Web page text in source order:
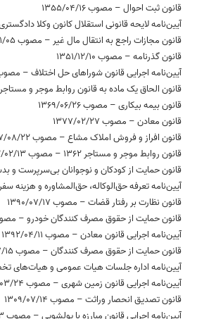
قانون ثبت احوال – مصوب 1355/04/16
آیین‌نامه لایحه قانونی استقلال کانون وکلا دادگستری –
قانون مجازات راجع به انتقال مال غیر – مصوب 1308/01/05
قانون گذرنامه – مصوب 1351/12/10
آیین‌نامه اجرایی قانون شوراهای حل اختلاف – مصوب 1395/10/
قانون الحاق یک ماده به قانون روابط موجر و مستاجر –
قانون بیمه بیکاری – مصوب 1369/06/26
قانون معادن – مصوب 1377/02/27
قانون افراز و فروش املاک مشاع – مصوب 1357/08/22
قانون روابط موجر و مستاجر 1362 – مصوب 1362/02/13
قانون نظارت بر رفتار قضات – مصوب 1390/07/17
قانون حمایت از حقوق مصرف کنندگان خودرو – مصوب 1386/
آیین‌نامه اجرایی قانون معادن – مصوب 1392/04/11
قانون حمایت از حقوق مصرف کنندگان – مصوب 1388/07/15
آیین‌نامه اجرایی قانون زمین شهری – مصوب 1371/03/24
قانون تصدیق انحصار وراثت – مصوب 1309/07/14
آیین‌نامه اجرایی قانون مبارزه با پولشویی – مصوب 1387/11/23